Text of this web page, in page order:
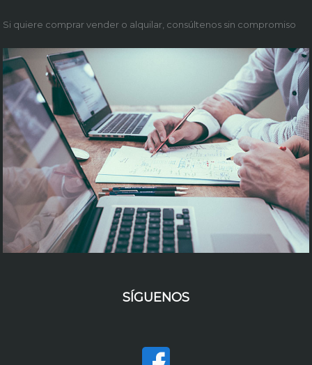
Si quiere comprar vender o alquilar, consúltenos sin compromiso
SÍGUENOS